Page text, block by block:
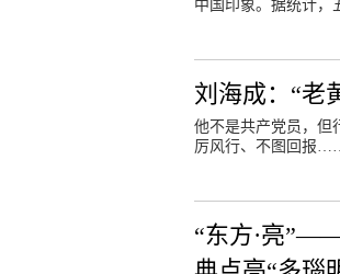
中国印象。据统计，
刘海成：“老
他不是共产党员，但
厉风行、不图回报
“东方·亮